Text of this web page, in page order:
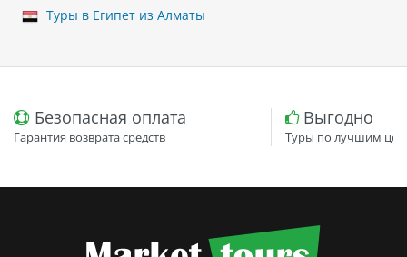
Туры в Египет из Алматы
Безопасная оплата
Гарантия возврата средств
Выгодно
Туры по лучшим